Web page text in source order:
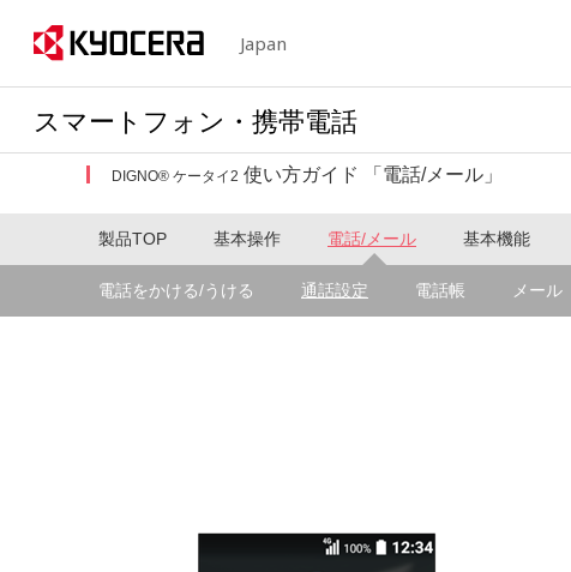
Japan
スマートフォン・携帯電話
DIGNO® ケータイ2 使い方ガイド 「電話/メール」
製品TOP 基本操作 電話/メール 基本機能
電話をかける/うける 通話設定 電話帳 メール